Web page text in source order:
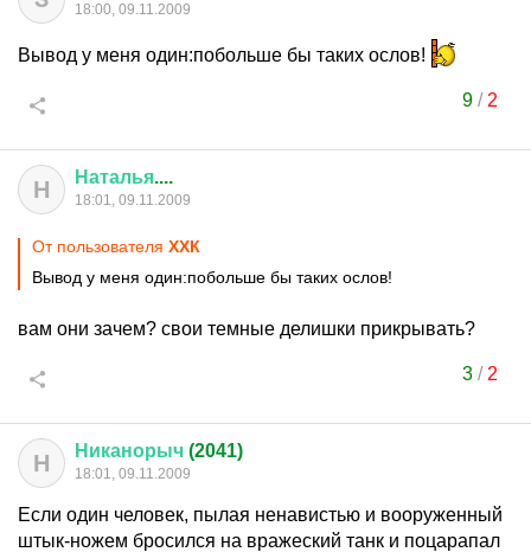
18:00, 09.11.2009
Вывод у меня один:побольше бы таких ослов!
9/ 2
Н Наталья....
18:01, 09.11.2009
От пользователя ХХК
Вывод у меня один:побольше бы таких ослов!
вам они зачем? свои темные делишки прикрывать?
3/ 2
Н Никанорыч (2041)
18:01, 09.11.2009
Если один человек, пылая ненавистью и вооруженный
штык-ножем бросился на вражеский танк и поцарапал